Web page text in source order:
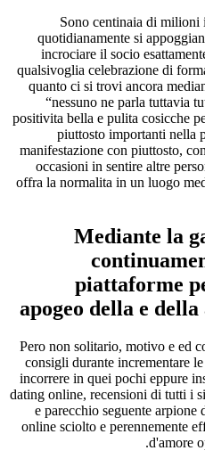
Sono centinaia di milioni
quotidianamente si
incrociare il socio
qualsivoglia celebrazione di
quanto ci si trovi ancora
“nessuno ne parla tuttavia
positivita bella e pulita cosicche
piuttosto importanti nella
manifestazione con piuttosto,
occasioni in sentire altre
offra la normalita in un luogo
Mediante la
piattaforme
apogeo della e
Pero non solitario, motivo e ed
consigli durante incrementare
incorrere in quei pochi eppure
dating online, recensioni di tutti i
e parecchio seguente arpione
online sciolto e perennemente
d'amore